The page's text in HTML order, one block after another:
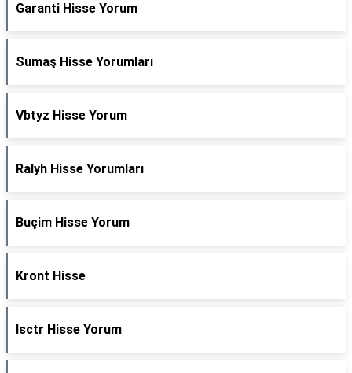
Garanti Hisse Yorum
Sumaş Hisse Yorumları
Vbtyz Hisse Yorum
Ralyh Hisse Yorumları
Buçim Hisse Yorum
Kront Hisse
Isctr Hisse Yorum